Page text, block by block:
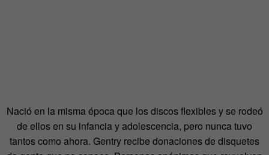
Nació en la misma época que los discos flexibles y se rodeó
de ellos en su infancia y adolescencia, pero nunca tuvo
tantos como ahora. Gentry recibe donaciones de disquetes